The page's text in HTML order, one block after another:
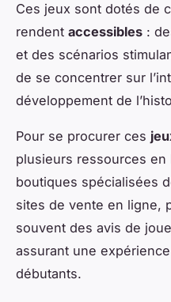
Ces jeux sont dotés de
rendent accessibles :
et des scénarios
de se concentrer sur
développement de
Pour se procurer ces
plusieurs ressources
boutiques spécialisées
sites de vente en ligne,
souvent des avis de
assurant une
débutants.